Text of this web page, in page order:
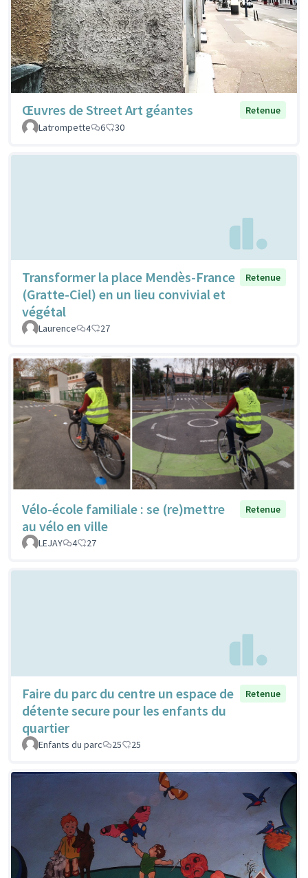
Œuvres de Street Art géantes
Retenue
Latrompette
6 30
Transformer la place Mendès-France
(Gratte-Ciel) en un lieu convivial et
végétal
Retenue
Laurence 4 27
Vélo-école familiale : se (re)mettre
au vélo en ville
Retenue
LEJAY 4 27
Faire du parc du centre un espace de
détente secure pour les enfants du
quartier
Retenue
Enfants du parc 25 25